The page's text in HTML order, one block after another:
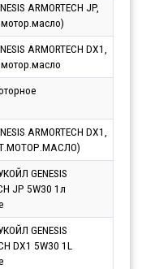
ARMORTECH JP,
ARMORTECH DX1,
ARMORTECH DX1,
GENESIS
JP 5W30 1л
GENESIS
DX1 5W30 1L